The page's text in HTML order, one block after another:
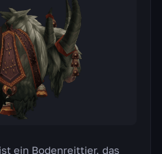
ist ein Bodenreittier, das